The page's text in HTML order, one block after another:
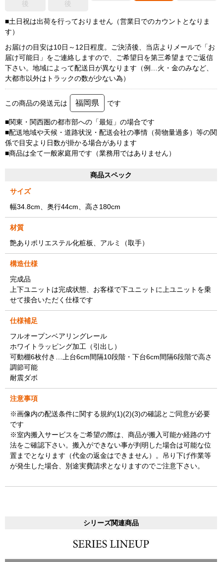
後 後
■土日祝は出荷を行っておりません（営業日でのカウントとなりま
す）
お届けの目安は10日～12日程度。ご決済後、当店よりメールで「お
届け可能日」をご連絡しますので、ご希望日を第三希望までご返信
下さい。地域によって配送日が異なります（例…火・金のみなど、
大都市以外はトラックの数が少ない為）
この商品の発送元は 福岡県 です
■関東・関西圏の都市部への「最短」の場合です
■配送地域や天候・道路状況・配送会社の事情（荷物量過多）等の関
係で目安より日数が掛かる場合があります
■商品は全て一般家庭用です（業務用ではありません）
商品スペック
サイズ
幅34.8cm、奥行44cm、高さ180cm
材質
艶ありポリエステル化粧板、アルミ（取手）
構造仕様
完成品
上下ユニットは完成状態、お客様で下ユニットに上ユニットを乗
せて接合いただく仕様です
仕様補足
フルオープンベアリングレール
ホワイトラッピング加工（引出し）
可動棚6枚付き…上台6cm間隔10段階・下台6cm間隔6段階で高さ
調節可能
耐震ダボ
注意事項
※画像内の配送条件に関する規約(1)(2)(3)の確認とご同意が必要
です
※室内搬入サービスをご希望の際は、商品が搬入可能か経路の寸
法をご確認下さい。搬入ができない事が判明した場合は可能な位
置までとなります（代金の返金はできません）。吊り下げ作業等
が発生した場合、別途実費請求となりますのでご注意下さい。
シリーズ関連商品